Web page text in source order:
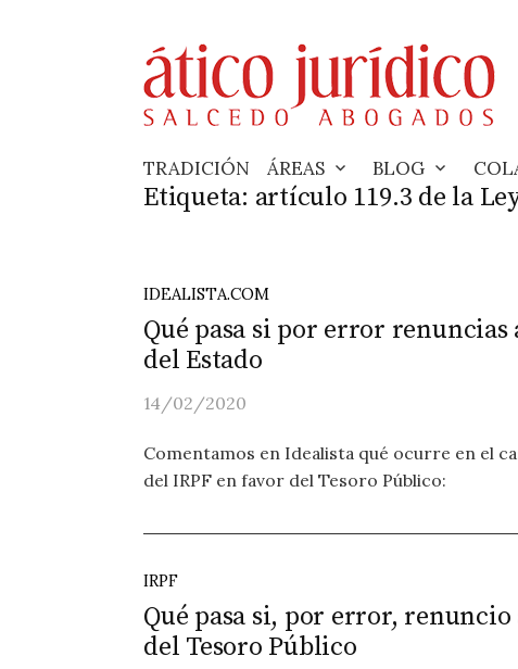
TRADICIÓN ÁREAS BLOG
Etiqueta: artículo 119.3 de la
IDEALISTA.COM
Qué pasa si por error
del Estado
14/02/2020
Comentamos en Idealista qué ocurre en el
del IRPF en favor del Tesoro Público:
IRPF
Qué pasa si, por error,
del Tesoro Público